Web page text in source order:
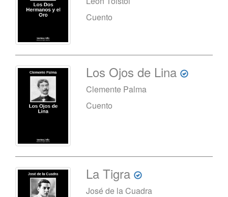
Cuento
Los Ojos de Lina
Clemente Palma
Cuento
La Tigra
José de la Cuadra